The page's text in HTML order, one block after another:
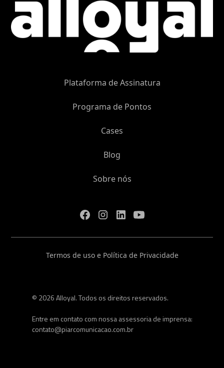
Plataforma de Assinatura
Programa de Pontos
Cases
Blog
Sobre nós
© 2026 Alloyal. Todos os direitos reservados.
Entre em contato com nossa assessoria de imprensa:
contato@piarcomunicacao.com.br
Termos de uso e Política de Privacidade